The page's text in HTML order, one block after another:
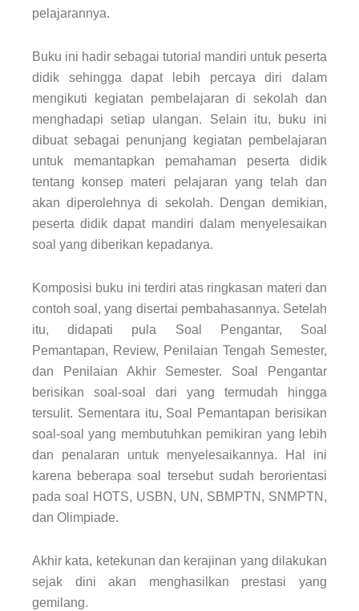
pelajarannya.
Buku ini hadir sebagai tutorial mandiri untuk peserta
didik sehingga dapat lebih percaya diri dalam
mengikuti kegiatan pembelajaran di sekolah dan
menghadapi setiap ulangan. Selain itu, buku ini
dibuat sebagai penunjang kegiatan pembelajaran
untuk memantapkan pemahaman peserta didik
tentang konsep materi pelajaran yang telah dan
akan diperolehnya di sekolah. Dengan demikian,
peserta didik dapat mandiri dalam menyelesaikan
soal yang diberikan kepadanya.
Komposisi buku ini terdiri atas ringkasan materi dan
contoh soal, yang disertai pembahasannya. Setelah
itu, didapati pula Soal Pengantar, Soal
Pemantapan, Review, Penilaian Tengah Semester,
dan Penilaian Akhir Semester. Soal Pengantar
berisikan soal-soal dari yang termudah hingga
tersulit. Sementara itu, Soal Pemantapan berisikan
soal-soal yang membutuhkan pemikiran yang lebih
dan penalaran untuk menyelesaikannya. Hal ini
karena beberapa soal tersebut sudah berorientasi
pada soal HOTS, USBN, UN, SBMPTN, SNMPTN,
dan Olimpiade.
Akhir kata, ketekunan dan kerajinan yang dilakukan
sejak dini akan menghasilkan prestasi yang
gemilang.